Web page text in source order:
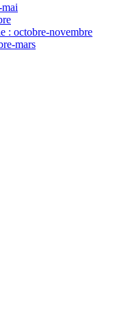
: octobre-novembre
mars